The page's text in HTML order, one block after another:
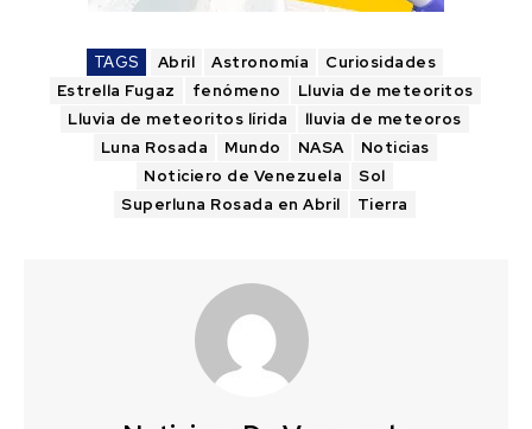
TAGS Abril Astronomía
Curiosidades
Estrella Fugaz
fenómeno
Lluvia de meteoritos
Lluvia de meteoritos lírida
lluvia de meteoros
Luna Rosada
Mundo NASA
Noticias
Noticiero de Venezuela
Sol
Superluna Rosada en Abril
Tierra